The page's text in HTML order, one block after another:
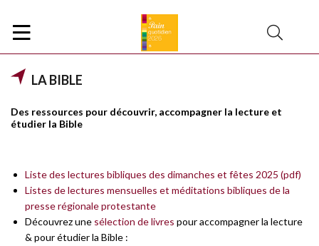
LA BIBLE
Des ressources pour découvrir, accompagner la lecture et
étudier la Bible
Liste des lectures bibliques des dimanches et fêtes 2025 (pdf)
Listes de lectures mensuelles et méditations bibliques de la
presse régionale protestante
Découvrez une sélection de livres pour accompagner la lecture
& pour étudier la Bible :